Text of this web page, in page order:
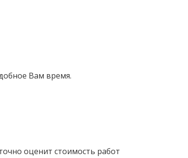
Вам время.
оценит стоимость работ